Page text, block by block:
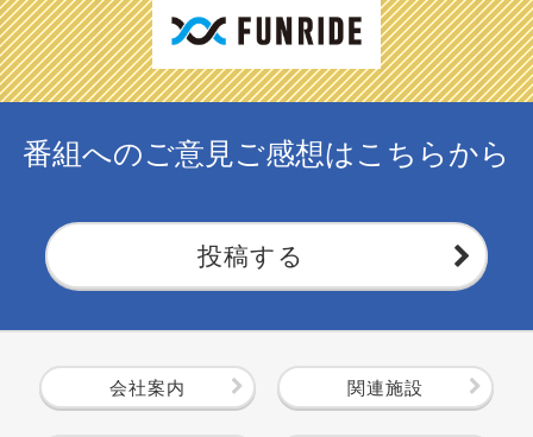
番組へのご意見ご感想はこちらから
投稿する
会社案内 関連施設